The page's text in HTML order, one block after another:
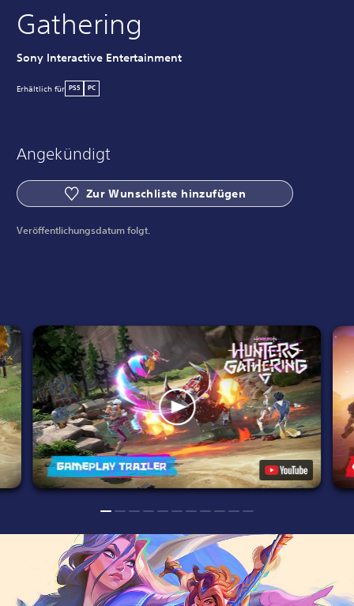
Gathering
Sony Interactive Entertainment
Erhältlich für PS5 PC
Angekündigt
Zur Wunschliste hinzufügen
Veröffentlichungsdatum folgt.